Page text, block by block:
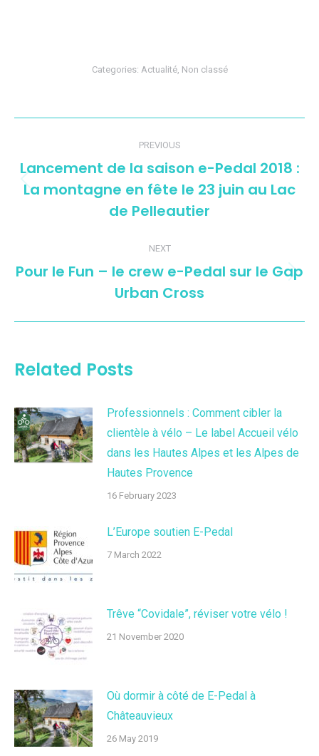
Categories: Actualité, Non classé
navigation
PREVIOUS
Previous
post:
Lancement de la saison e-Pedal 2018 :
La montagne en fête le 23 juin au Lac
de Pelleautier
NEXT
Next
post:
Pour le Fun – le crew e-Pedal sur le Gap
Urban Cross
Related Posts
Professionnels : Comment cibler la
clientèle à vélo – Le label Accueil vélo
dans les Hautes Alpes et les Alpes de
Hautes Provence
16 February 2023
L’Europe soutien E-Pedal
7 March 2022
Trêve “Covidale”, réviser votre vélo !
21 November 2020
Où dormir à côté de E-Pedal à
Châteauvieux
26 May 2019